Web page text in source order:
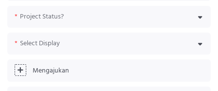
Project Status?
Select Display
Mengajukan